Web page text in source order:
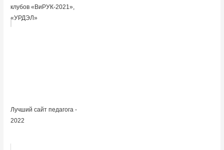
клубов «ВиРУК-2021»,
«УРДЭЛ»
Лучший сайт педагога -
2022